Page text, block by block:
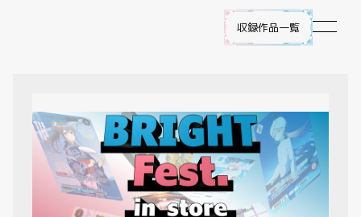
収録作品一覧
NEWS
遊び方